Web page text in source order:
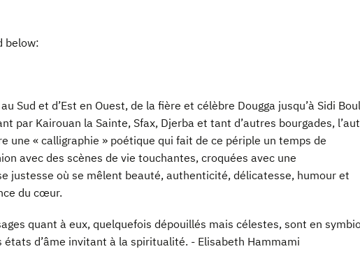
below:
Sud et d’Est en Ouest, de la fière et célèbre Dougga jusqu’à Sidi
par Kairouan la Sainte, Sfax, Djerba et tant d’autres bourgades,
une « calligraphie » poétique qui fait de ce périple un temps de
avec des scènes de vie touchantes, croquées avec une
justesse où se mêlent beauté, authenticité, délicatesse, humour et
du cœur.
quant à eux, quelquefois dépouillés mais célestes, sont en
états d’âme invitant à la spiritualité. - Elisabeth Hammami